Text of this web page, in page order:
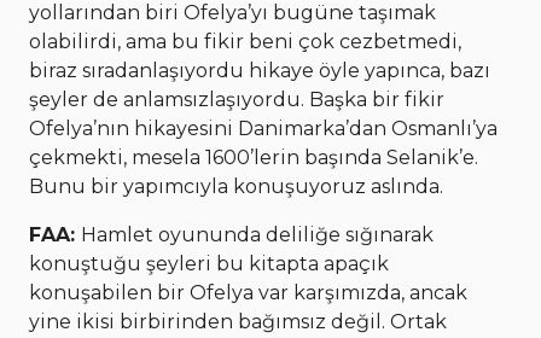
yollarından biri Ofelya’yı bugüne taşımak
olabilirdi, ama bu fikir beni çok cezbetmedi,
biraz sıradanlaşıyordu hikaye öyle yapınca, bazı
şeyler de anlamsızlaşıyordu. Başka bir fikir
Ofelya’nın hikayesini Danimarka’dan Osmanlı’ya
çekmekti, mesela 1600’lerin başında Selanik’e.
Bunu bir yapımcıyla konuşuyoruz aslında.
FAA: Hamlet oyununda deliliğe sığınarak
konuştuğu şeyleri bu kitapta apaçık
konuşabilen bir Ofelya var karşımızda, ancak
yine ikisi birbirinden bağımsız değil. Ortak